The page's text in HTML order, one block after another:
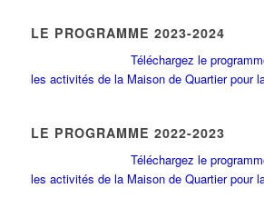
LE PROGRAMME 2023-2024
Téléchargez le
les activités de la Maison de Quartier pour
LE PROGRAMME 2022-2023
Téléchargez le
les activités de la Maison de Quartier pour